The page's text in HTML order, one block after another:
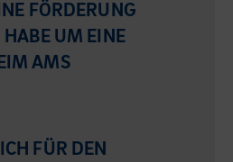
FÖRDERUNG
UM EINE
AMS
FÜR DEN